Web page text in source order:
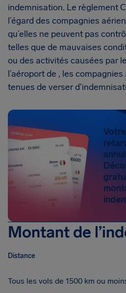
indemnisation. Le règlement
l’égard des compagnies
qu’elles ne peuvent pas
telles que de mauvaises
ou des activités causées par
l’aéroport de , les
tenues de verser
Votre
Montant de
Distance
Tous les vols de 1500 km ou